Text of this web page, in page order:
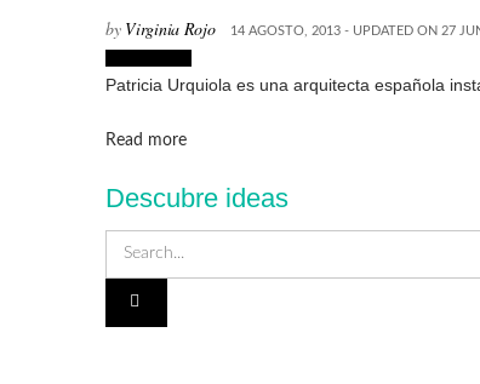
by Virginia Rojo 14 AGOSTO, 2013 - UPDATED ON 27
Patricia Urquiola es una arquitecta española
Read moreDetails
Descubre ideas